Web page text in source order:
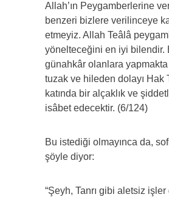
Allah’ın Peygamberlerine
benzeri bizlere verilinceye
etmeyiz. Allah Teâlâ
yönelteceğini en iyi bilendir.
günahkâr olanlara
tuzak ve hileden dolayı Hak
katında bir alçaklık ve
isâbet edecektir. (6/124)
Bu istediği olmayınca da,
şöyle diyor:
“Şeyh, Tanrı gibi aletsiz işler